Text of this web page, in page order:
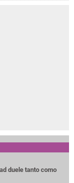
duele tanto como